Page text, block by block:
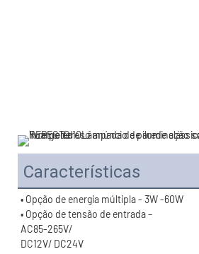
Características